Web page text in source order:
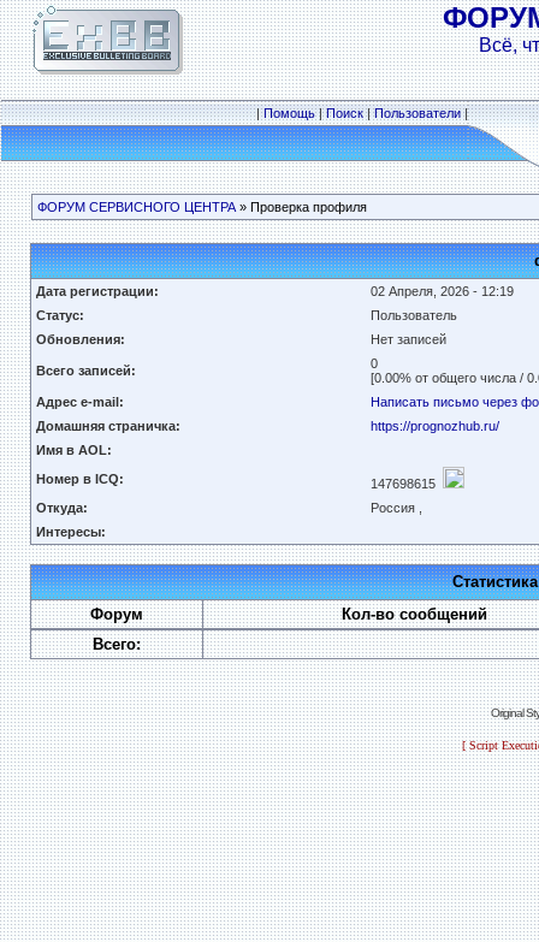
Всё,
|Помощь|Поиск|Пользователи|
ФОРУМ СЕРВИСНОГО ЦЕНТРА» Проверка профиля
Дата регистрации:
02 Апреля, 2026 - 12:19
Статус:
Пользователь
Обновления:
Нет записей
Всего записей:
0
[0.00% от общего числа /
Адрес e-mail:
Написать письмо через
Домашняя страничка:
https://prognozhub.ru/
Имя в AOL:
Номер в ICQ:
147698615
Откуда:
Россия ,
Интересы:
Форум
Кол-во сообщений
Всего:
Original
[ Script